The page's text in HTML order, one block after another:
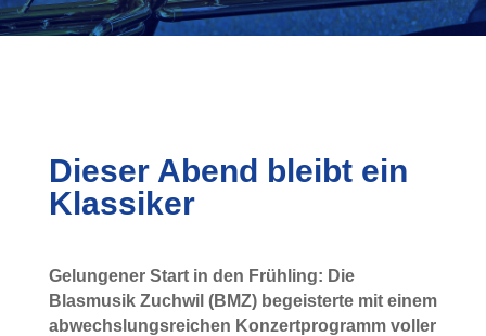
Dieser Abend bleibt ein
Klassiker
Gelungener Start in den Frühling: Die
Blasmusik Zuchwil (BMZ) begeisterte mit einem
abwechslungsreichen Konzertprogramm voller